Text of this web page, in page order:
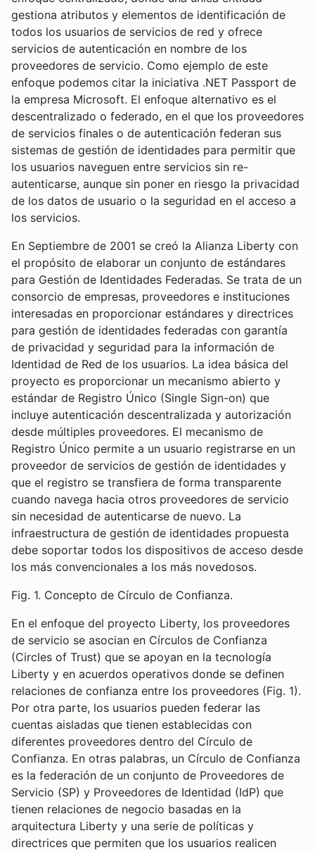
gestiona atributos y elementos de identificación de
todos los usuarios de servicios de red y ofrece
servicios de autenticación en nombre de los
proveedores de servicio. Como ejemplo de este
enfoque podemos citar la iniciativa .NET Passport de
la empresa Microsoft. El enfoque alternativo es el
descentralizado o federado, en el que los proveedores
de servicios finales o de autenticación federan sus
sistemas de gestión de identidades para permitir que
los usuarios naveguen entre servicios sin re-
autenticarse, aunque sin poner en riesgo la privacidad
de los datos de usuario o la seguridad en el acceso a
los servicios.
En Septiembre de 2001 se creó la Alianza Liberty con
el propósito de elaborar un conjunto de estándares
para Gestión de Identidades Federadas. Se trata de un
consorcio de empresas, proveedores e instituciones
interesadas en proporcionar estándares y directrices
para gestión de identidades federadas con garantía
de privacidad y seguridad para la información de
Identidad de Red de los usuarios. La idea básica del
proyecto es proporcionar un mecanismo abierto y
estándar de Registro Único (Single Sign-on) que
incluye autenticación descentralizada y autorización
desde múltiples proveedores. El mecanismo de
Registro Único permite a un usuario registrarse en un
proveedor de servicios de gestión de identidades y
que el registro se transfiera de forma transparente
cuando navega hacia otros proveedores de servicio
sin necesidad de autenticarse de nuevo. La
infraestructura de gestión de identidades propuesta
debe soportar todos los dispositivos de acceso desde
los más convencionales a los más novedosos.
Fig. 1. Concepto de Círculo de Confianza.
En el enfoque del proyecto Liberty, los proveedores
de servicio se asocian en Círculos de Confianza
(Circles of Trust) que se apoyan en la tecnología
Liberty y en acuerdos operativos donde se definen
relaciones de confianza entre los proveedores (Fig. 1).
Por otra parte, los usuarios pueden federar las
cuentas aisladas que tienen establecidas con
diferentes proveedores dentro del Círculo de
Confianza. En otras palabras, un Círculo de Confianza
es la federación de un conjunto de Proveedores de
Servicio (SP) y Proveedores de Identidad (IdP) que
tienen relaciones de negocio basadas en la
arquitectura Liberty y una serie de políticas y
directrices que permiten que los usuarios realicen